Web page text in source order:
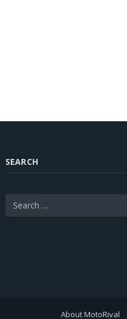
SEARCH
About MotoRival